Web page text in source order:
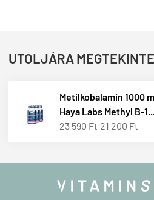
UTOLJÁRA
Metilkobalamin 1000
Haya Labs Methyl B-
23 590 Ft 21 200 Ft